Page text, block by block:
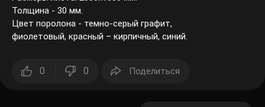
Толщина - 30 мм.
Цвет поролона - темно-серый графит,
фиолетовый, красный – кирпичный, синий.
0 0 Поделиться